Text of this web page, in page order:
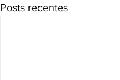
Posts recentes